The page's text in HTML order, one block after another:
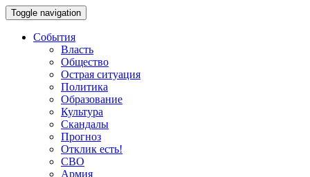
Toggle navigation
События
Власть
Общество
Острая ситуация
Политика
Образование
Культура
Скандалы
Прогноз
Отклик есть!
СВО
Армия